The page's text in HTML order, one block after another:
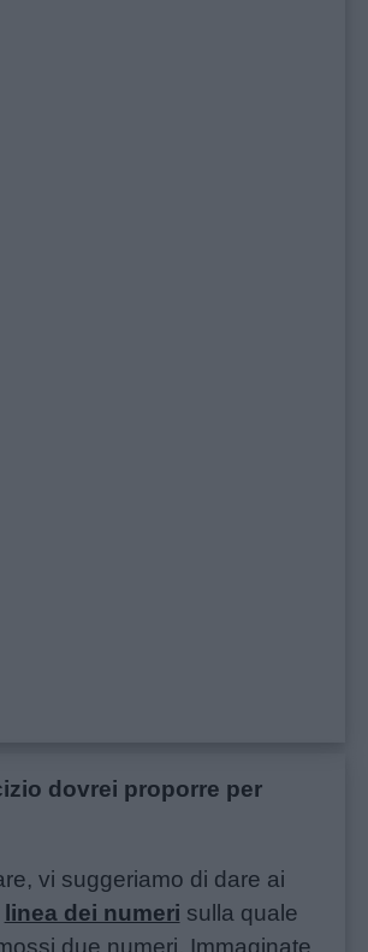
dovrei proporre per
vi suggeriamo di dare ai
linea dei numeri sulla quale
due numeri. Immaginate